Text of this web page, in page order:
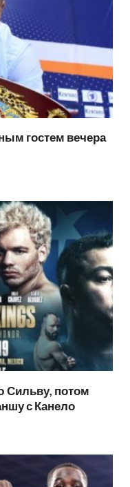
гостем вечера
Сильву, потом
с Канело